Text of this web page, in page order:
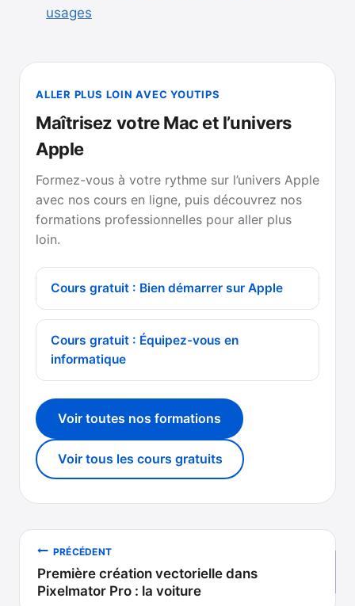
usages
ALLER PLUS LOIN AVEC YOUTIPS
Maîtrisez votre Mac et l’univers
Apple
Formez-vous à votre rythme sur l’univers Apple
avec nos cours en ligne, puis découvrez nos
formations professionnelles pour aller plus
loin.
Cours gratuit : Bien démarrer sur Apple
Cours gratuit : Équipez-vous en
informatique
Voir toutes nos formations
Voir tous les cours gratuits
Navigation
de
PRÉCÉDENT
Première création vectorielle dans
Pixelmator Pro : la voiture